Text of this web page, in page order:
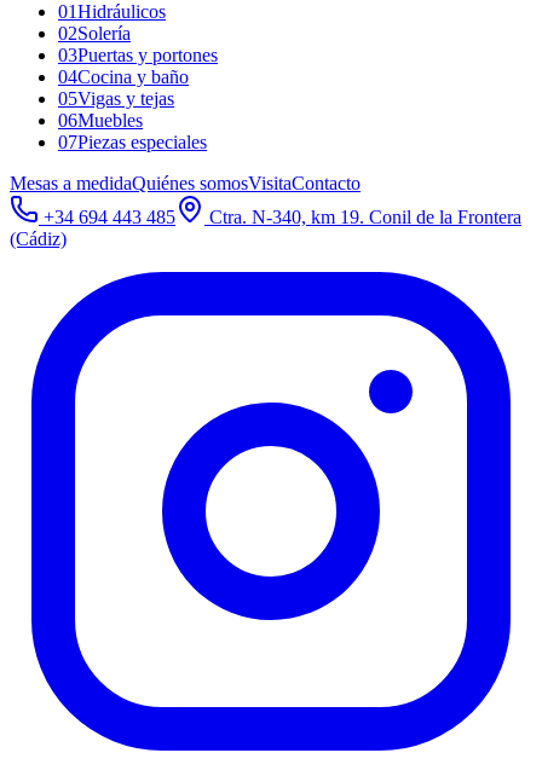
01Hidráulicos
02Solería
03Puertas y portones
04Cocina y baño
05Vigas y tejas
06Muebles
07Piezas especiales
Mesas a medidaQuiénes somosVisitaContacto
+34 694 443 485
Ctra. N-340, km 19. Conil de la Frontera
(Cádiz)